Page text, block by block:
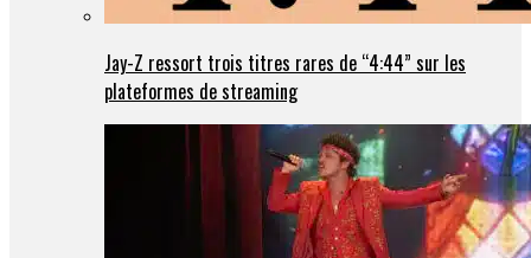
Jay-Z ressort trois titres rares de “4:44” sur les
plateformes de streaming